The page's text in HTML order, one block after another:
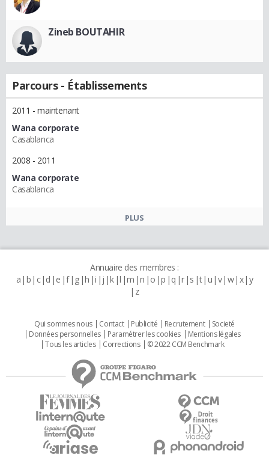
Zineb BOUTAHIR
Parcours - Établissements
2011 - maintenant
Wana corporate
Casablanca
2008 - 2011
Wana corporate
Casablanca
PLUS
Annuaire des membres :
a b c d e f g h i j k l m n o p q r s t u v w x y
z
Qui sommes nous Contact Publicité Recrutement
Societé
Données personnelles
Paramétrer les cookies
Mentions légales
Tous les articles
Corrections © 2022 CCM Benchmark